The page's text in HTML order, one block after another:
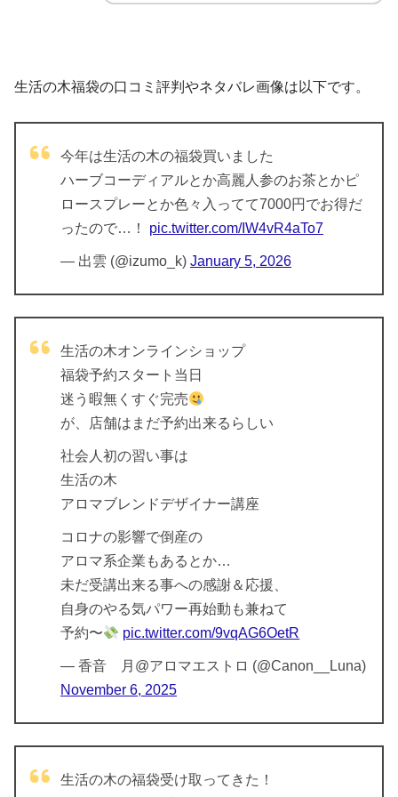
生活の木福袋の口コミ評判やネタバレ画像は以下です。
今年は生活の木の福袋買いました
ハーブコーディアルとか高麗人参のお茶とかピ
ロースプレーとか色々入ってて7000円でお得だ
ったので…！ pic.twitter.com/IW4vR4aTo7
— 出雲 (@izumo_k) January 5, 2026
生活の木オンラインショップ
福袋予約スタート当日
迷う暇無くすぐ完売
が、店舗はまだ予約出来るらしい
社会人初の習い事は
生活の木
アロマブレンドデザイナー講座
コロナの影響で倒産の
アロマ系企業もあるとか…
未だ受講出来る事への感謝＆応援、
自身のやる気パワー再始動も兼ねて
予約〜
pic.twitter.com/9vqAG6OetR
— 香音 月@アロマエストロ (@Canon__Luna)
November 6, 2025
生活の木の福袋受け取ってきた！